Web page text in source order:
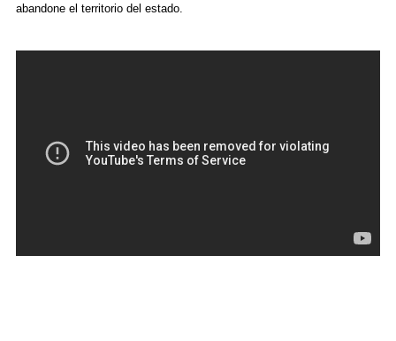
abandone el territorio del estado.